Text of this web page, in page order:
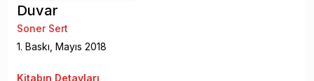
Duvar
Soner Sert
1. Baskı, Mayıs 2018
Kitabın Detayları